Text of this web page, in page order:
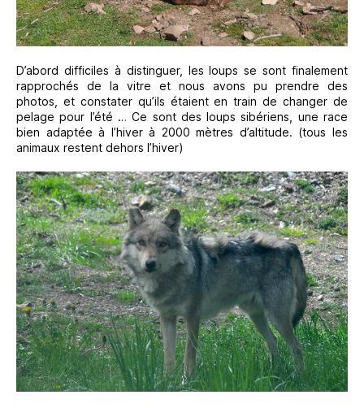
D’abord difficiles à distinguer, les loups se sont finalement
rapprochés de la vitre et nous avons pu prendre des
photos, et constater qu’ils étaient en train de changer de
pelage pour l’été … Ce sont des loups sibériens, une race
bien adaptée à l’hiver à 2000 mètres d’altitude. (tous les
animaux restent dehors l’hiver)